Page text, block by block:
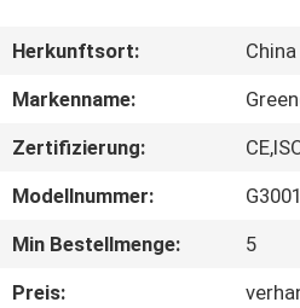
ÜBER
UNS
FABRIK-
AUSFLUG
Herkunftsort:
China
Markenname:
Zertifizierung:
Modellnummer:
Min Bestellmenge:
5
Preis: